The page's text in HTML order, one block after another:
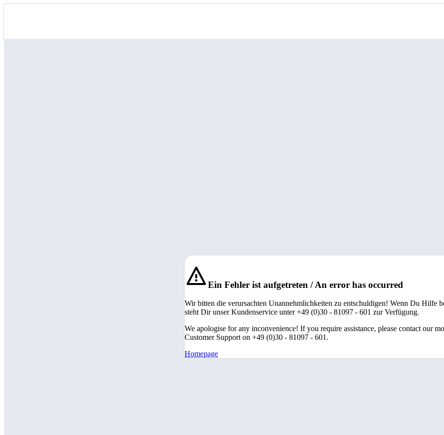
Ein Fehler ist aufgetreten / An error has occurred
Wir bitten die verursachten Unannehmlichkeiten zu entschuldigen! Wenn Du Hilfe
steht Dir unser Kundenservice unter +49 (0)30 - 81097 - 601 zur Verfügung.
We apologise for any inconvenience! If you require assistance, please contact our
Customer Support on +49 (0)30 - 81097 - 601.
Homepage